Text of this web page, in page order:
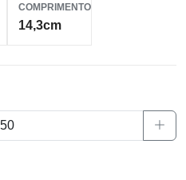
COMPRIMENTO
14,3cm